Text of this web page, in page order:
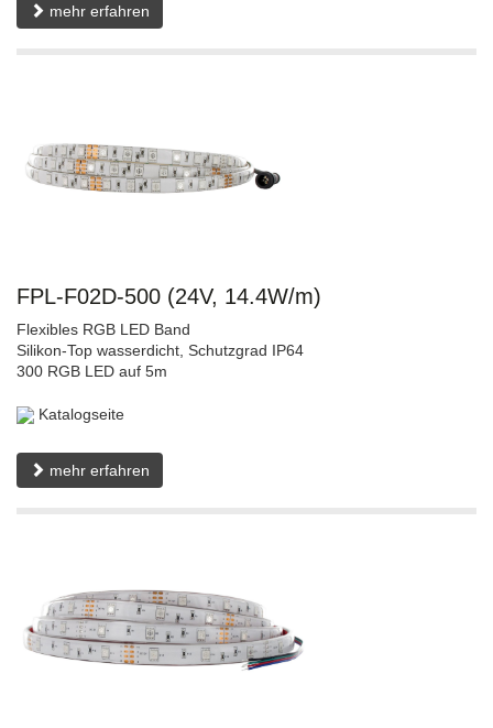
mehr erfahren
FPL-F02D-500 (24V, 14.4W/m)
Flexibles RGB LED Band
Silikon-Top wasserdicht, Schutzgrad IP64
300 RGB LED auf 5m
Katalogseite
mehr erfahren